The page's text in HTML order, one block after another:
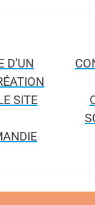
D’UN
SITE